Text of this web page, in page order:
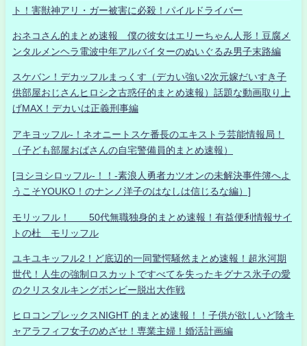
ト！害獣神アリ・ガー被害に必殺！パイルドライバー
おネコさん的まとめ速報 僕の彼女はエリーちゃん人形！豆腐メ
ンタルメンヘラ電波中年アルバイターのぬいぐるみ男子末路編
スケバン！デカッフルまっくす（デカい強い2次元嫁だいすき子
供部屋おじさんヒロシ之古惑仔的まとめ速報）話題な動画取り上
げMAX！デカいは正義刑事編
アキヨッフル-！ネオニートスケ番長のエキストラ芸能情報局！
（子ども部屋おばさんの自宅警備員的まとめ速報）
[ヨシヨシロッフル-！！-素浪人勇者カツオンの未解決事件簿へよ
うこそYOUKO！のナンノ洋子のはなしは信じるな編）]
モリッフル！ 50代無職独身的まとめ速報！有益便利情報サイ
トの杜 モリッフル
ユキユキッフル2！ど底辺的一同驚愕騒然まとめ速報！超氷河期
世代！人生の強制ロスカットですべてを失ったキグナス氷子の愛
のクリスタルキングボンビー脱出大作戦
ヒロコンプレックスNIGHT 的まとめ速報！！子供が欲しいど陰キ
ャアラフィフ女子のめざせ！専業主婦！婚活計画編